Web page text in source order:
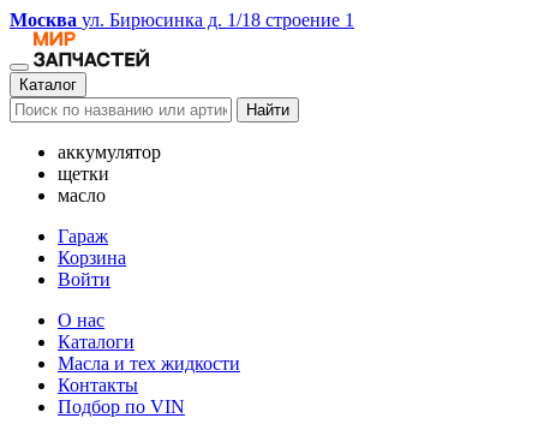
Москва ул. Бирюсинка д. 1/18 строение 1
Каталог
Найти
аккумулятор
щетки
масло
Гараж
Корзина
Войти
О нас
Каталоги
Масла и тех жидкости
Контакты
Подбор по VIN